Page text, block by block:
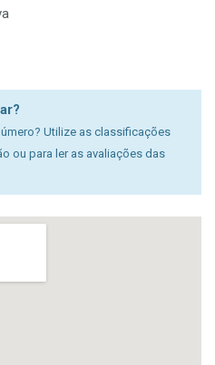
Utilize as classificações
ou para ler as avaliações das